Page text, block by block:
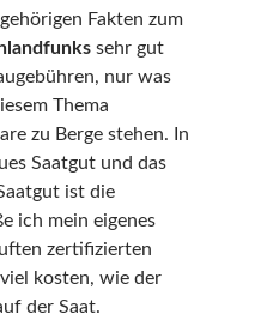
Fakten zum
sehr gut
nur was
Thema
zu Berge stehen. In
Saatgut und das
ist die
ich mein eigenes
zertifizierten
kosten, wie der
der Saat.